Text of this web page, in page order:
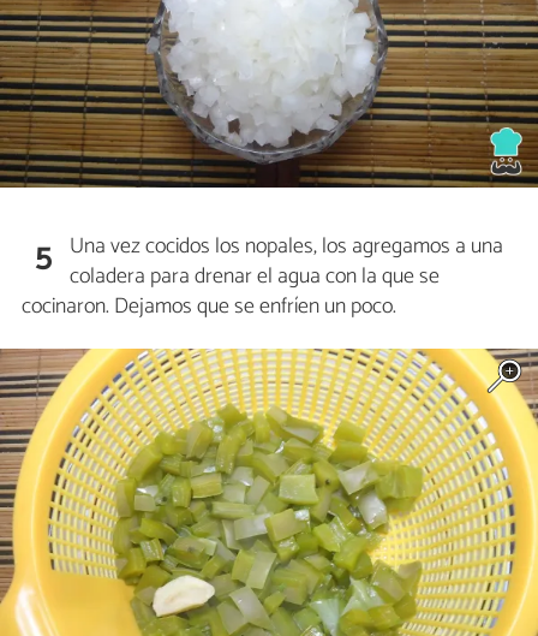
5 Una vez cocidos los nopales, los agregamos a una
coladera para drenar el agua con la que se
cocinaron. Dejamos que se enfríen un poco.